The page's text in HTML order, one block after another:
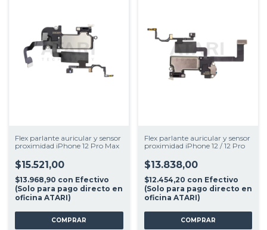
Flex parlante auricular y sensor
proximidad iPhone 12 Pro Max
$15.521,00
$13.968,90 con Efectivo
(Solo para pago directo en
oficina ATARI)
Flex parlante auricular y sensor
proximidad iPhone 12 / 12 Pro
$13.838,00
$12.454,20 con Efectivo
(Solo para pago directo en
oficina ATARI)